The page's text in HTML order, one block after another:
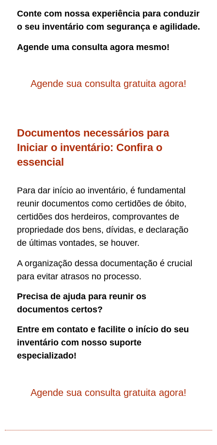
Conte com nossa experiência para conduzir
o seu inventário com segurança e agilidade.
Agende uma consulta agora mesmo!
Agende sua consulta gratuita agora!
Documentos necessários para
Iniciar o inventário: Confira o
essencial
Para dar início ao inventário, é fundamental
reunir documentos como certidões de óbito,
certidões dos herdeiros, comprovantes de
propriedade dos bens, dívidas, e declaração
de últimas vontades, se houver.
A organização dessa documentação é crucial
para evitar atrasos no processo.
Precisa de ajuda para reunir os
documentos certos?
Entre em contato e facilite o início do seu
inventário com nosso suporte
especializado!
Agende sua consulta gratuita agora!